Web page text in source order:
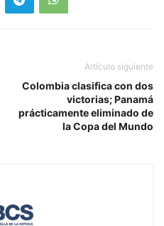
Artículo siguiente
Colombia clasifica con dos
victorias; Panamá
prácticamente eliminado de
la Copa del Mundo